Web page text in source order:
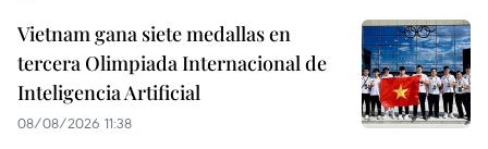
Vietnam gana siete medallas en
tercera Olimpiada Internacional de
Inteligencia Artificial
08/08/2026 11:38